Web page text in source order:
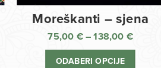
Moreškanti – sjena
75,00 € – 138,00 €Raspon
cijena:
ODABERI OPCIJE